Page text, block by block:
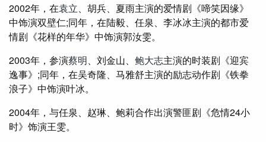
2002年，在袁立 、胡兵、夏雨主演的爱情剧《啼笑因缘》
中饰演双壁仁;同年，在陆毅、任泉、李冰冰主演的都市爱
情剧《花样的年华》中饰演郭汝雯。
2003年，参演蔡明 、刘金山、 鲍大志主演的时装剧《迎宾
逸事》;同年，在吴奇隆、马雅舒主演的励志动作剧《铁拳
浪子》中饰演叶冰。
2004年，与任泉、赵琳、鲍莉合作出演警匪剧《危情24小
时》饰演王雯。